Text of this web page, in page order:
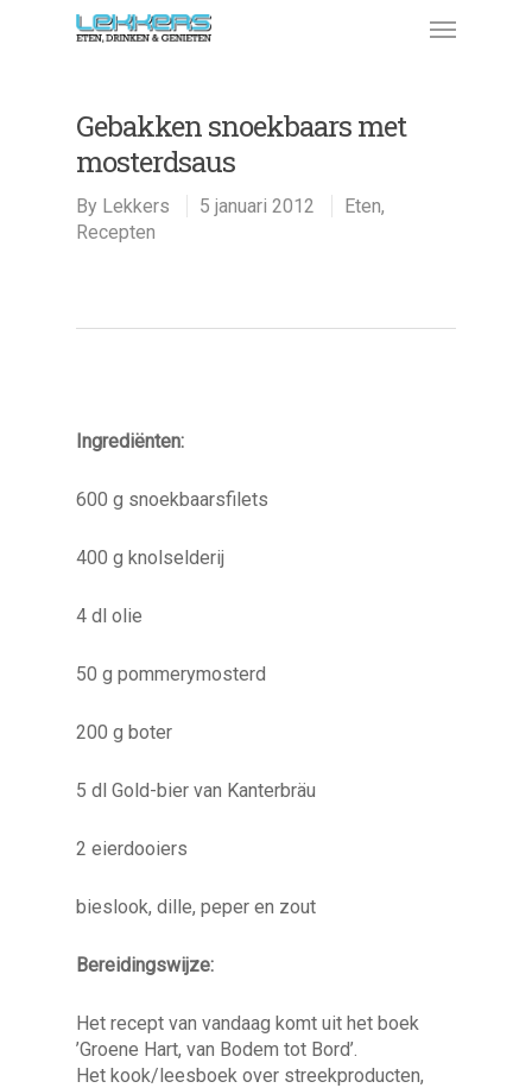
Gebakken snoekbaars met
mosterdsaus
By Lekkers 5 januari 2012 Eten,
Recepten
Ingrediënten:
600 g snoekbaarsfilets
400 g knolselderij
4 dl olie
50 g pommerymosterd
200 g boter
5 dl Gold-bier van Kanterbräu
2 eierdooiers
bieslook, dille, peper en zout
Bereidingswijze:
Het recept van vandaag komt uit het boek
’Groene Hart, van Bodem tot Bord’.
Het kook/leesboek over streekproducten,